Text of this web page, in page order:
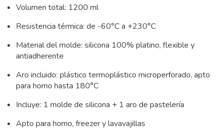
Volumen total: 1200 ml
Resistencia térmica: de -60°C a +230°C
Material del molde: silicona 100% platino, flexible y
antiadherente
Aro incluido: plástico termoplástico microperforado, apto
para horno hasta 180°C
Incluye: 1 molde de silicona + 1 aro de pastelería
Apto para horno, freezer y lavavajillas